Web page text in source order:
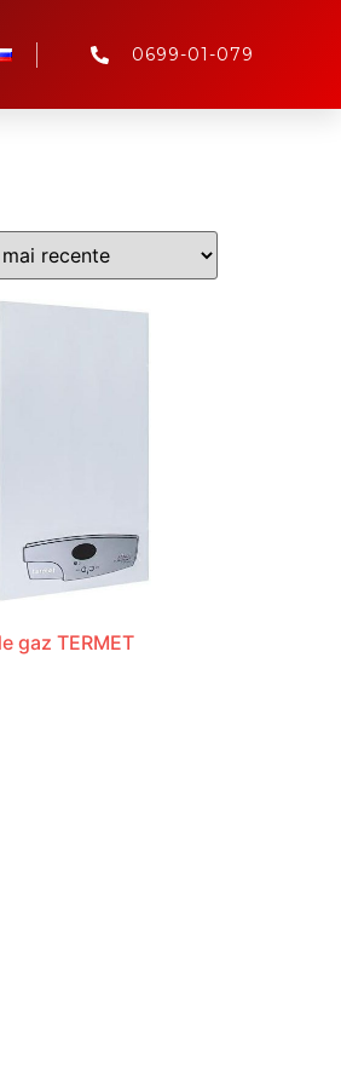
0699-01-079
gaz TERMET